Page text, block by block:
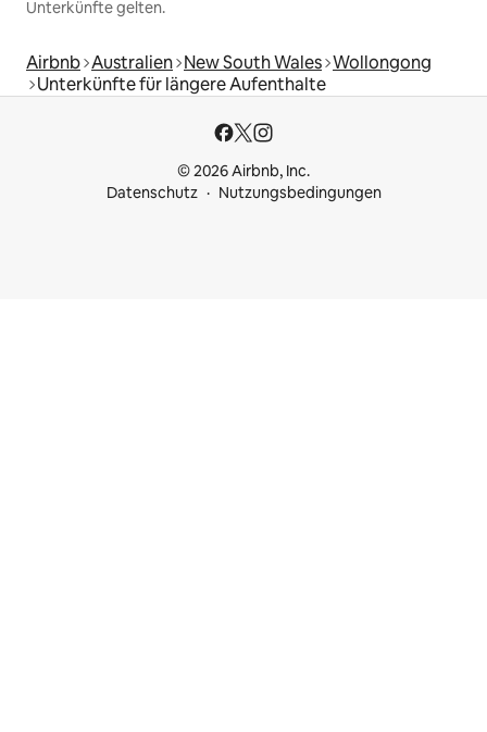
Unterkünfte gelten.
Airbnb Australien New South Wales Wollongong
Unterkünfte für längere Aufenthalte
© 2026 Airbnb, Inc.
Datenschutz
Nutzungsbedingungen